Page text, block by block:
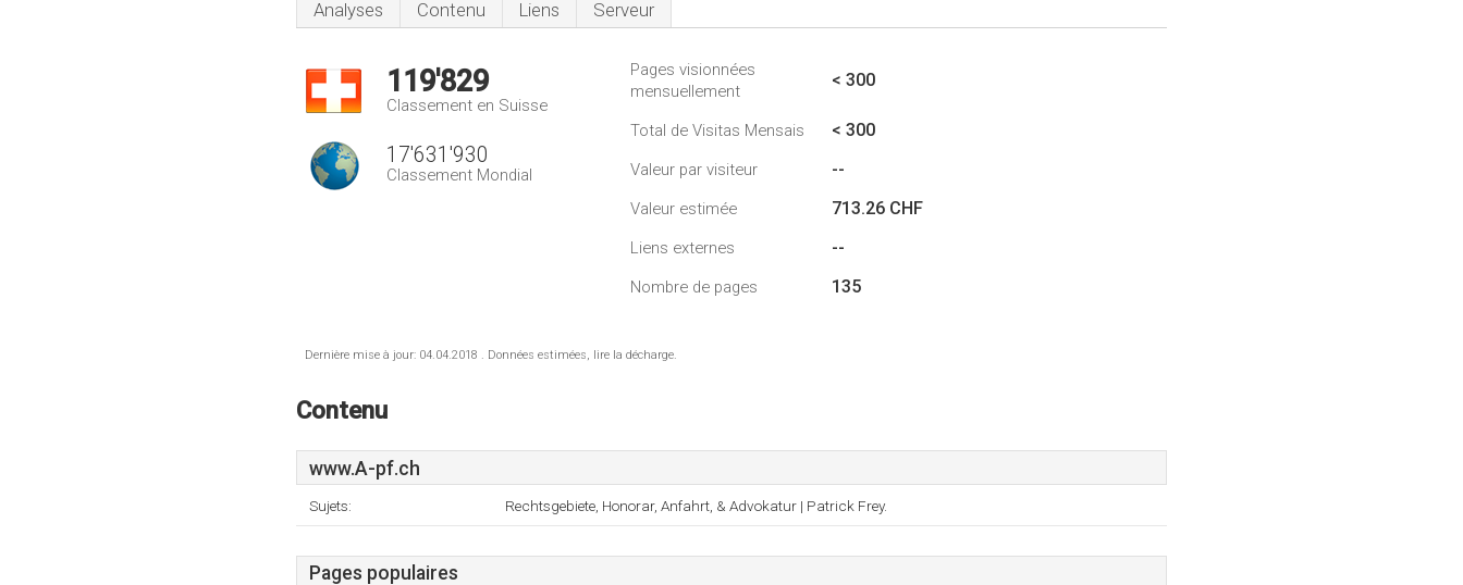
Analyses Contenu Liens Serveur
119'829
Classement en Suisse
17'631'930
Classement Mondial
Pages visionnées
mensuellement
< 300
Total de Visitas Mensais < 300
Valeur par visiteur --
Valeur estimée 713.26 CHF
Liens externes --
Nombre de pages 135
Dernière mise à jour: 04.04.2018 . Données estimées, lire la décharge.
Contenu
www.A-pf.ch
Sujets: Rechtsgebiete, Honorar, Anfahrt, & Advokatur | Patrick Frey.
Pages populaires